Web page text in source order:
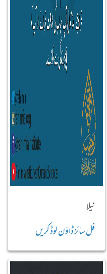
نیلا
فل سائز ڈاؤن لوڈ کریں